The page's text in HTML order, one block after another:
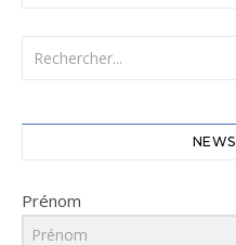
Prénom